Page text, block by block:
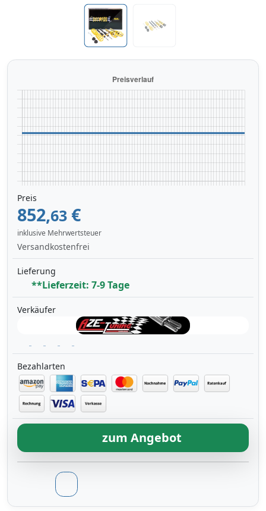
Preis
852,63 €
inklusive Mehrwertsteuer
Versandkostenfrei
Lieferung
**Lieferzeit: 7-9 Tage
Verkäufer
Bezahlarten
zum Angebot